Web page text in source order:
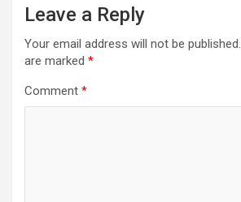
Leave a Reply
Your email address will not be published.
are marked *
Comment *